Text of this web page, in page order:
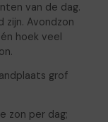
van de dag.
zijn. Avondzon
hoek veel
grof
zon per dag;